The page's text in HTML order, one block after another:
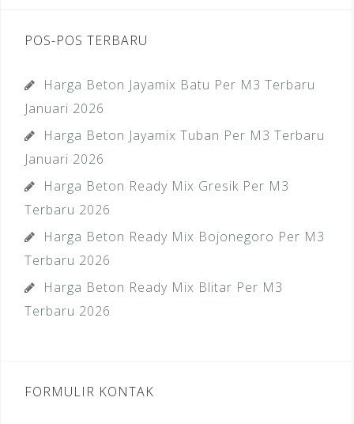
POS-POS TERBARU
Harga Beton Jayamix Batu Per M3 Terbaru
Januari 2026
Harga Beton Jayamix Tuban Per M3 Terbaru
Januari 2026
Harga Beton Ready Mix Gresik Per M3
Terbaru 2026
Harga Beton Ready Mix Bojonegoro Per M3
Terbaru 2026
Harga Beton Ready Mix Blitar Per M3
Terbaru 2026
FORMULIR KONTAK